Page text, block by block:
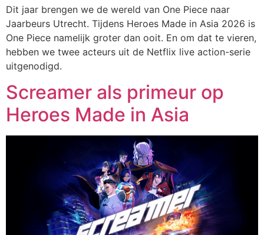
Dit jaar brengen we de wereld van One Piece naar
Jaarbeurs Utrecht. Tijdens Heroes Made in Asia 2026 is
One Piece namelijk groter dan ooit. En om dat te vieren,
hebben we twee acteurs uit de Netflix live action-serie
uitgenodigd.
Screamer als primeur op
Heroes Made in Asia